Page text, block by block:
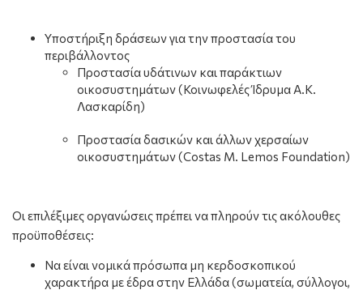
Υποστήριξη δράσεων για την προστασία του
περιβάλλοντος
Προστασία υδάτινων και παράκτιων
οικοσυστημάτων (Κοινωφελές Ίδρυμα Α.Κ.
Λασκαρίδη)
Προστασία δασικών και άλλων χερσαίων
οικοσυστημάτων (Costas M. Lemos Foundation)
Οι επιλέξιμες οργανώσεις πρέπει να πληρούν τις ακόλουθες
προϋποθέσεις:
Να είναι νομικά πρόσωπα μη κερδοσκοπικού
χαρακτήρα με έδρα στην Ελλάδα (σωματεία, σύλλογοι,